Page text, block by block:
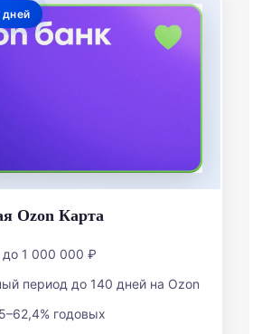
дней
Ozon Карта
до 1 000 000 ₽
период до 140 дней на Ozon
годовых